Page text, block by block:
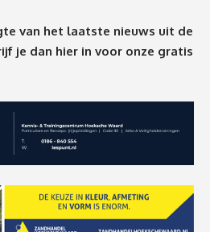
van het laatste nieuws uit de
je dan hier in voor onze gratis